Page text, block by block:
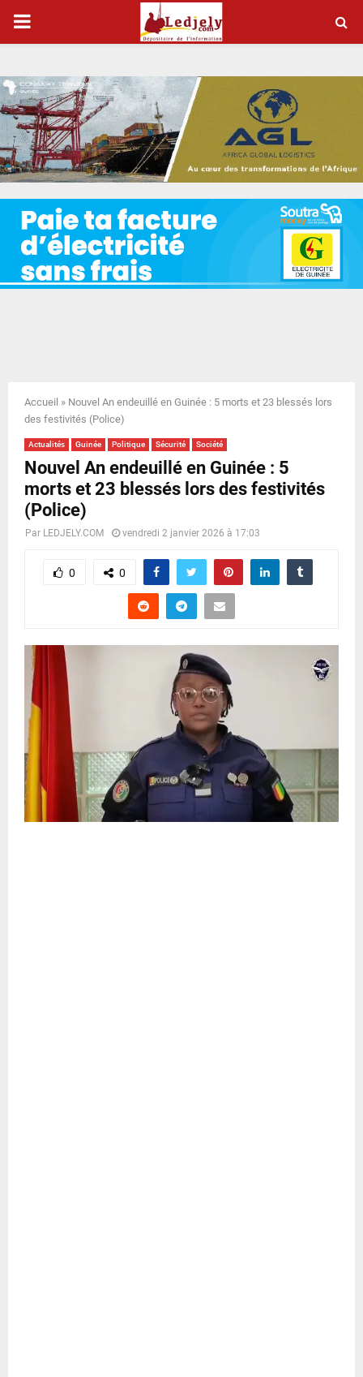
P
I
M
A
R
Y
N
U
Accueil » Nouvel An endeuillé en Guinée : 5 morts et 23 blessés lors
des festivités (Police)
Actualités Guinée Politique Sécurité Société
Nouvel An endeuillé en Guinée : 5
morts et 23 blessés lors des festivités
(Police)
Par LEDJELY.COM vendredi 2 janvier 2026 à 17:03
0 0